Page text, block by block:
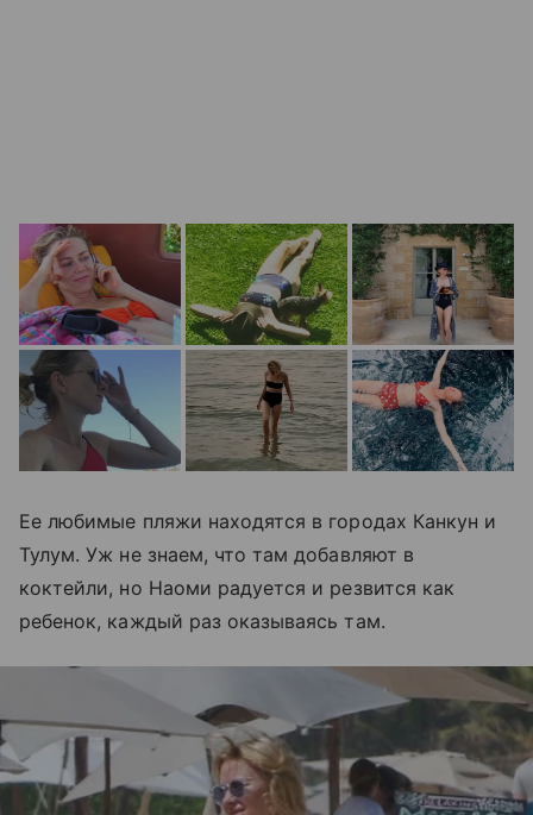
Ее любимые пляжи находятся в городах Канкун и
Тулум. Уж не знаем, что там добавляют в
коктейли, но Наоми радуется и резвится как
ребенок, каждый раз оказываясь там.